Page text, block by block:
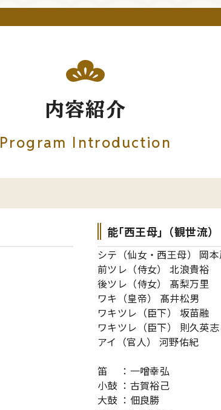
内容紹介
Program Introduction
能｢西王母｣（観世流）
シテ（仙女・西王母）
岡
前ツレ（侍女）
北浪貴裕
後ツレ（侍女）
髙梨万里
ワキ（皇帝）
髙井松男
ワキツレ（臣下）
坂苗融
ワキツレ（臣下）
則久英志
アイ（官人）
河野佑紀
笛 ： 一噌幸弘
小鼓 ： 古賀裕己
大鼓 ： 佃良勝